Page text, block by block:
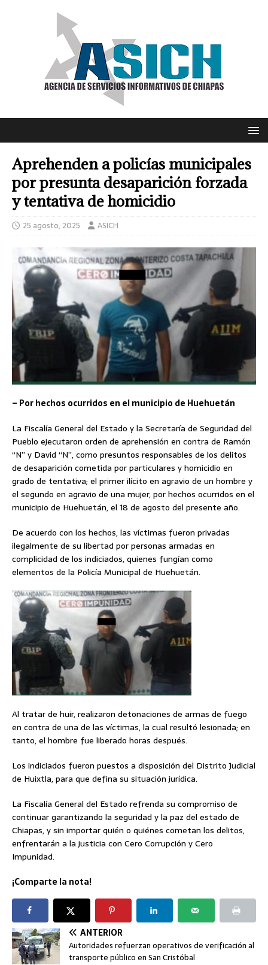
Aprehenden a policías municipales
por presunta desaparición forzada
y tentativa de homicidio
25 agosto, 2025 ASICH
– Por hechos ocurridos en el municipio de Huehuetán
La Fiscalía General del Estado y la Secretaría de Seguridad del
Pueblo ejecutaron orden de aprehensión en contra de Ramón
“N” y David “N”, como presuntos responsables de los delitos
de desaparición cometida por particulares y homicidio en
grado de tentativa; el primer ilícito en agravio de un hombre y
el segundo en agravio de una mujer, por hechos ocurridos en el
municipio de Huehuetán, el 18 de agosto del presente año.
De acuerdo con los hechos, las víctimas fueron privadas
ilegalmente de su libertad por personas armadas en
complicidad de los indiciados, quienes fungían como
elementos de la Policía Municipal de Huehuetán.
Al tratar de huir, realizaron detonaciones de armas de fuego
en contra de una de las víctimas, la cual resultó lesionada; en
tanto, el hombre fue liberado horas después.
Los indiciados fueron puestos a disposición del Distrito Judicial
de Huixtla, para que defina su situación jurídica.
La Fiscalía General del Estado refrenda su compromiso de
continuar garantizando la seguridad y la paz del estado de
Chiapas, y sin importar quién o quiénes cometan los delitos,
enfrentarán a la justicia con Cero Corrupción y Cero
Impunidad.
¡Comparte la nota!
ANTERIOR
Autoridades refuerzan operativos de verificación al
transporte público en San Cristóbal